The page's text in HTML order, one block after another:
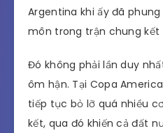
Argentina khi ấy đã
môn trong trận chung kết
Đó không phải lần duy
ôm hận. Tại Copa America
tiếp tục bỏ lỡ quá nhiều
kết, qua đó khiến cả đất